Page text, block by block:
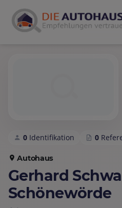
0 Identifikation 0
Autohaus
Gerhard
Schönewörde